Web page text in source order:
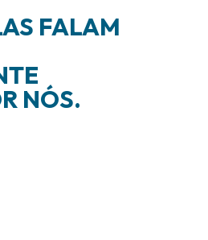
FALAM
NÓS.